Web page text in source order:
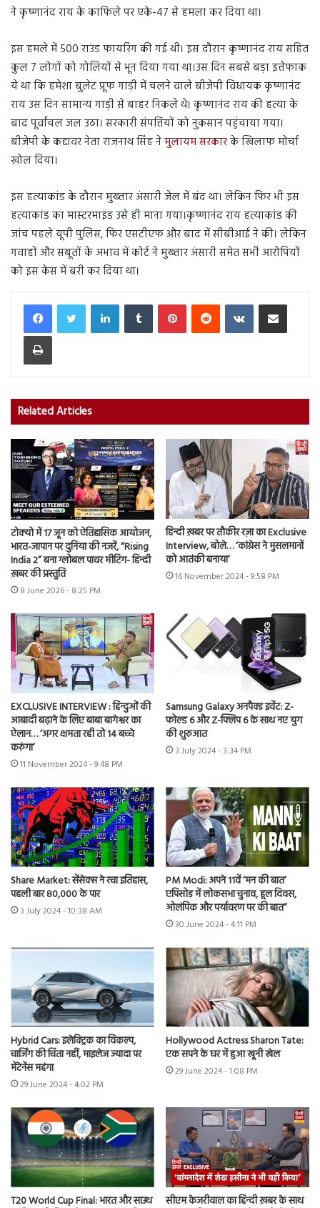
ने कृष्णानंद राय के काफिले पर एके-47 से हमला कर दिया था।
इस हमले में 500 राउंड फायरिंग की गई थी। इस दौरान कृष्णानंद राय सहित
कुल 7 लोगों को गोलियों से भून दिया गया था।उस दिन सबसे बड़ा इत्तेफाक
ये था कि हमेशा बुलेट प्रूफ गाड़ी में चलने वाले बीजेपी विधायक कृष्णानंद
राय उस दिन सामान्य गाड़ी से बाहर निकले थे। कृष्णानंद राय की हत्या के
बाद पूर्वांचल जल उठा। सरकारी संपत्तियों को नुकसान पहुंचाया गया।
बीजेपी के कद्दावर नेता राजनाथ सिंह नेमुलायम सरकारके खिलाफ मोर्चा
खोल दिया।
इस हत्याकांड के दौरान मुख्तार अंसारी जेल में बंद था। लेकिन फिर भी इस
हत्याकांड का मास्टरमाइंड उसे ही माना गया।कृष्णानंद राय हत्याकांड की
जांच पहले यूपी पुलिस, फिर एसटीएफ और बाद में सीबीआई ने की। लेकिन
गवाहों और सबूतों के अभाव में कोर्ट ने मुख्तार अंसारी समेत सभी आरोपियों
को इस केस में बरी कर दिया था।
LinkedInTumblr PinterestReddit VKontakteShare via Email
Print
Related Articles
टोक्यो में 17 जून को ऐतिहासिक आयोजन,
भारत-जापान पर दुनिया की नजरें, “Rising
India 2” बना ग्लोबल पावर मीटिंग- हिन्दी
ख़बर की प्रस्तुति
8 June 2026 - 8:25 PM
हिन्दी ख़बर पर तौकीर रज़ा का Exclusive
Interview, बोले… ‘कांग्रेस ने मुसलमानों
को आतंकी बनाया’
16 November 2024 - 9:58 PM
EXCLUSIVE INTERVIEW : हिन्दुओं की
आबादी बढ़ाने के लिए बाबा बागेश्वर का
ऐलान… ‘अगर क्षमता रही तो 14 बच्चे
करुंगा’
11 November 2024 - 9:48 PM
Samsung Galaxy अनपैक्ड इवेंट: Z-
फोल्ड 6 और Z-फ्लिप 6 के साथ नए युग
की शुरुआत
3 July 2024 - 3:34 PM
Share Market: सेंसेक्स ने रचा इतिहास,
पहली बार 80,000 के पार
3 July 2024 - 10:38 AM
PM Modi: अपने 11वें ‘मन की बात’
एपिसोड में लोकसभा चुनाव, हूल दिवस,
ओलंपिक और पर्यावरण पर की बात”
30 June 2024 - 4:11 PM
Hybrid Cars: इलेक्ट्रिक का विकल्प,
चार्जिंग की चिंता नहीं, माइलेज ज्यादा पर
मेंटेनेंस महंगा
29 June 2024 - 4:02 PM
Hollywood Actress Sharon Tate:
एक सपने के घर में हुआ खूनी खेल
29 June 2024 - 1:08 PM
T20 World Cup Final: भारत और साउथ
सीएम केजरीवाल का हिन्दी ख़बर के साथ